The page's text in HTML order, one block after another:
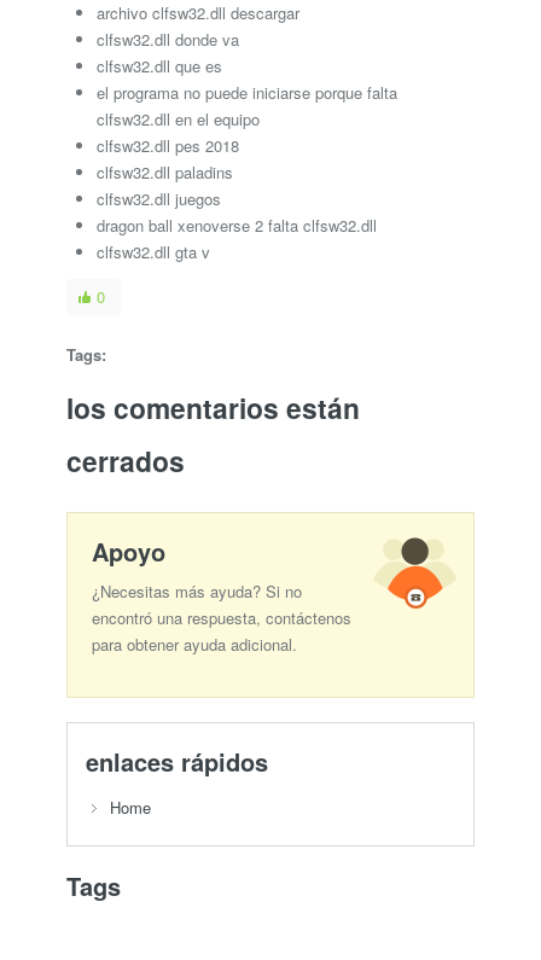
archivo clfsw32.dll descargar
clfsw32.dll donde va
clfsw32.dll que es
el programa no puede iniciarse porque falta
clfsw32.dll en el equipo
clfsw32.dll pes 2018
clfsw32.dll paladins
clfsw32.dll juegos
dragon ball xenoverse 2 falta clfsw32.dll
clfsw32.dll gta v
0
Tags:
los comentarios están
cerrados
Apoyo
¿Necesitas más ayuda? Si no
encontró una respuesta, contáctenos
para obtener ayuda adicional.
enlaces rápidos
Home
Tags